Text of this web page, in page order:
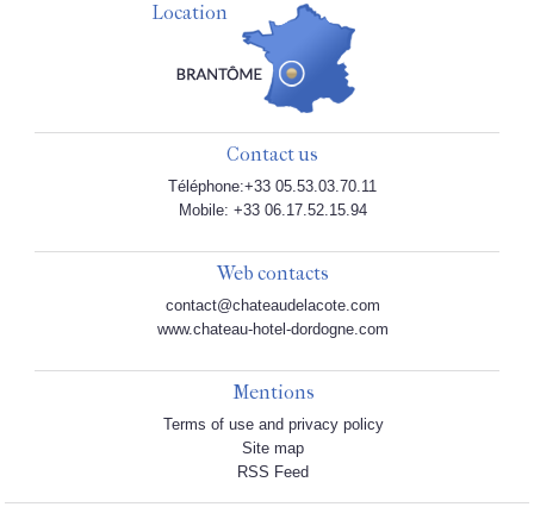
Location
Contact us
Téléphone:+33 05.53.03.70.11
Mobile: +33 06.17.52.15.94
Web contacts
contact@chateaudelacote.com
www.chateau-hotel-dordogne.com
Mentions
Terms of use and privacy policy
Site map
RSS Feed